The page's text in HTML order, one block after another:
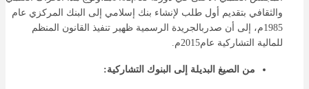
والثقافي بتقديم أول طلب لإنشاء بنك إسلامي إلى البنك المركزي عام
1985م، إلى أن صدربالجريدة الرسمية ظهير تنفيذ القانون المنظم
للمالية التشاركية عام2015م.
من الصيغ البديلة إلى البنوك التشاركية: